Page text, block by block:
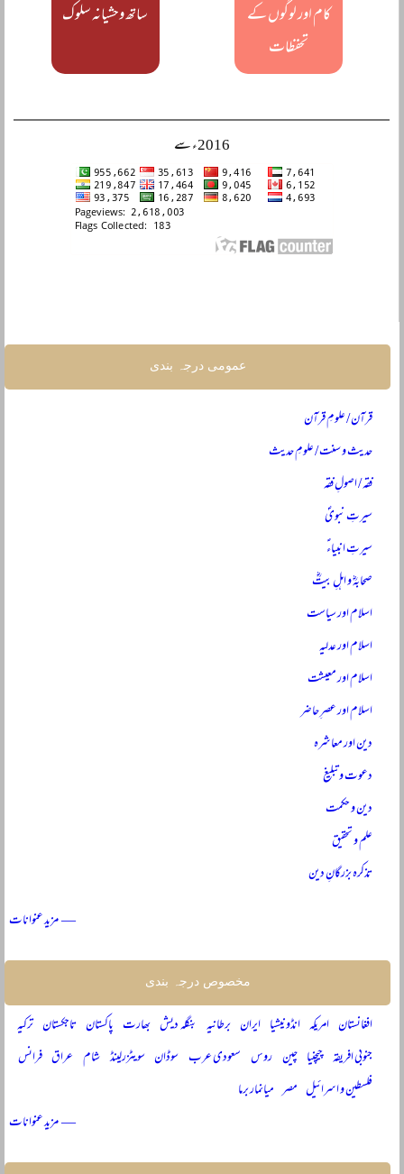
کام اور لوگوں کے
تحفظات
ساتھ وحشیانہ سلوک
2016ء سے
عمومی درجہ بندی
قرآن / علومِ قرآن
حدیث و سنت / علومِ حدیث
فقہ / اصولِ فقہ
سیرتِ نبویؐ
سیرتِ انبیاءؑ
صحابہؓ و اہلِ بیتؓ
اسلام اور سیاست
اسلام اور عدلیہ
اسلام اور معیشت
اسلام اور عصرِ حاضر
دین اور معاشرہ
دعوت و تبلیغ
دین و حکمت
علم و تحقیق
تذکرہ بزرگانِ دین
— مزید عنوانات
مخصوص درجہ بندی
افغانستان امریکہ انڈونیشیا ایران برطانیہ بنگلہ دیش بھارت پاکستان تاجکستان ترکیہ
جنوبی افریقہ چیچنیا چین روس سعودی عرب سوڈان سویٹزرلینڈ شام عراق فرانس
فلسطین و اسرائیل مصر میانمار برما
— مزید عنوانات